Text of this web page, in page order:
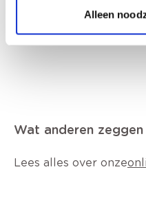
Alleen
verzoek verkrijgbaar.
Wat anderen
Lees alles over onze